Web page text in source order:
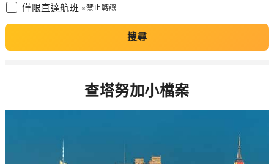
僅限直達航班 ※禁止轉讓
搜尋
查塔努加小檔案